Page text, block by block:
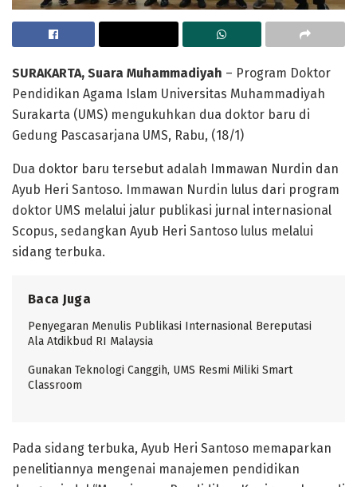
SURAKARTA, Suara Muhammadiyah – Program Doktor
Pendidikan Agama Islam Universitas Muhammadiyah
Surakarta (UMS) mengukuhkan dua doktor baru di
Gedung Pascasarjana UMS, Rabu, (18/1)
Dua doktor baru tersebut adalah Immawan Nurdin dan
Ayub Heri Santoso. Immawan Nurdin lulus dari program
doktor UMS melalui jalur publikasi jurnal internasional
Scopus, sedangkan Ayub Heri Santoso lulus melalui
sidang terbuka.
Baca Juga
Penyegaran Menulis Publikasi Internasional Bereputasi
Ala Atdikbud RI Malaysia
Gunakan Teknologi Canggih, UMS Resmi Miliki Smart
Classroom
Pada sidang terbuka, Ayub Heri Santoso memaparkan
penelitiannya mengenai manajemen pendidikan